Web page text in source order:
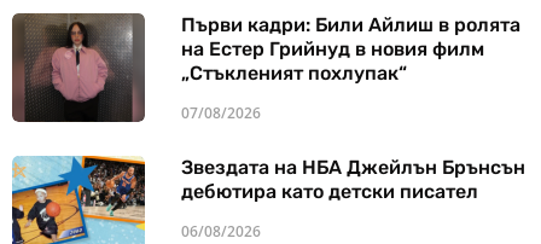
Първи кадри: Били Айлиш в ролята
на Естер Грийнуд в новия филм
„Стъкленият похлупак“
07/08/2026
Звездата на НБА Джейлън Брънсън
дебютира като детски писател
06/08/2026